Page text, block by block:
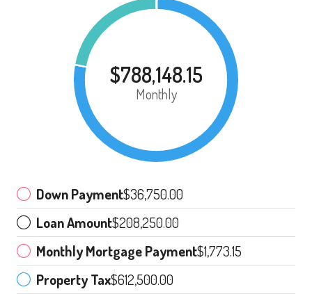
$788,148.15
Monthly
Down Payment$36,750.00
Loan Amount$208,250.00
Monthly Mortgage Payment$1,773.15
Property Tax$612,500.00